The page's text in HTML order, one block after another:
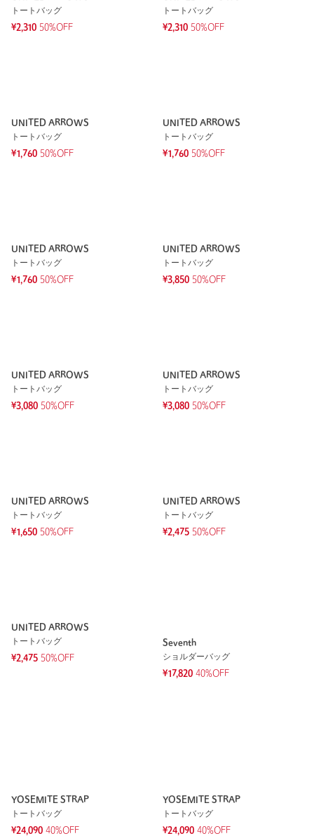
トートバッグ
¥2,310 50%OFF
トートバッグ
¥2,310 50%OFF
UNITED ARROWS
トートバッグ
¥1,760 50%OFF
UNITED ARROWS
トートバッグ
¥1,760 50%OFF
UNITED ARROWS
トートバッグ
¥1,760 50%OFF
UNITED ARROWS
トートバッグ
¥3,850 50%OFF
UNITED ARROWS
トートバッグ
¥3,080 50%OFF
UNITED ARROWS
トートバッグ
¥3,080 50%OFF
UNITED ARROWS
トートバッグ
¥1,650 50%OFF
UNITED ARROWS
トートバッグ
¥2,475 50%OFF
UNITED ARROWS
トートバッグ
¥2,475 50%OFF
Seventh
ショルダーバッグ
¥17,820 40%OFF
YOSEMITE STRAP
トートバッグ
¥24,090 40%OFF
YOSEMITE STRAP
トートバッグ
¥24,090 40%OFF